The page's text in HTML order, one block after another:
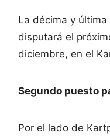
La décima y última
disputará el
diciembre, en el
Segundo puesto
Por el lado de